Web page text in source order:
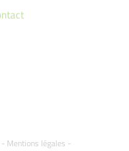
Mentions légales -